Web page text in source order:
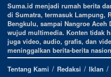
Suma.id menjadi rumah berita
di Sumatra, termasuk Lampung,
Bengkulu, sampai Nangroe
wujud multimedia. Konten tidak
juga video, audio, grafis, dan
meninggalkan berita-berita
Tentang Kami
Redaksi Iklan